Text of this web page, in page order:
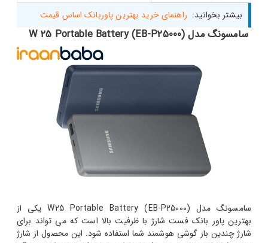
بیشتر بخوانید: راهنمای خرید بهترین پاوربانک اساس قیمت
سامسونگ مدل W 25 Portable Battery (EB-P25000)
سامسونگ مدل W25 Portable Battery (EB-P25000) یکی از
بهترین پاور بانک فست شارژ با ظرفیت بالا است که می تواند برای
شارژ چندین بار گوشی هوشمند شما استفاده شود. این محصول از شارژ